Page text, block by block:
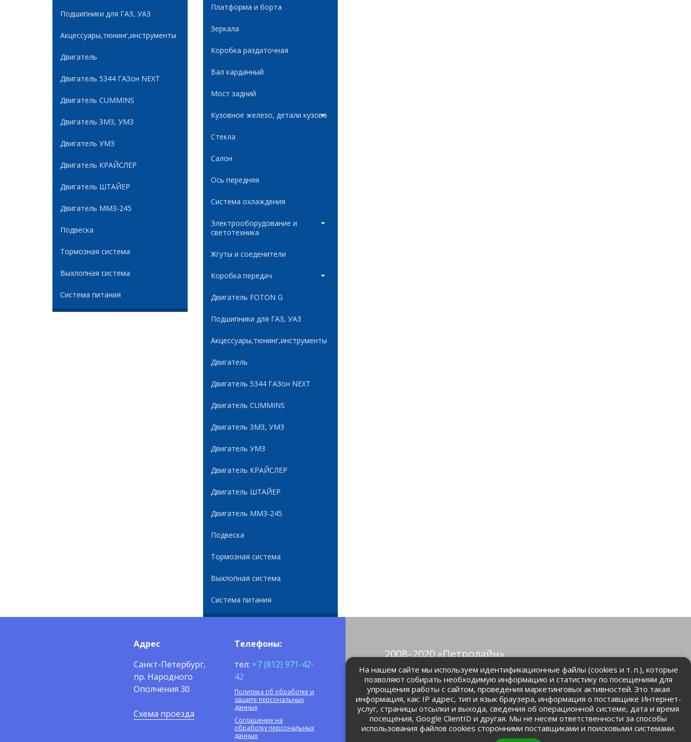
Подшипники для ГАЗ, УАЗ
Акцессуары,тюнинг,инструменты
Двигатель
Двигатель 5344 ГАЗон NEXT
Двигатель CUMMINS
Двигатель ЗМЗ, УМЗ
Двигатель УМЗ
Двигатель КРАЙСЛЕР
Двигатель ШТАЙЕР
Двигатель ММЗ-245
Подвеска
Тормозная система
Выхлопная система
Система питания
Платформа и борта
Зеркала
Коробка раздаточная
Вал карданный
Мост задний
Кузовное железо, детали кузова
Стекла
Салон
Ось передняя
Система охлаждения
Электрооборудование и
светотехника
Жгуты и соеденители
Коробка передач
Двигатель FOTON G
Подшипники для ГАЗ, УАЗ
Акцессуары,тюнинг,инструменты
Двигатель
Двигатель 5344 ГАЗон NEXT
Двигатель CUMMINS
Двигатель ЗМЗ, УМЗ
Двигатель УМЗ
Двигатель КРАЙСЛЕР
Двигатель ШТАЙЕР
Двигатель ММЗ-245
Подвеска
Тормозная система
Выхлопная система
Система питания
Адрес
Санкт-Петербург,
пр. Народного
Ополчения 30
Схема проезда
Телефоны:
тел: +7 (812) 971-42-
42
Политика об обработке и
защите персональных
данных
Соглашение на
обработку персональных
данных
2008–2020 «Петролайн»
© Все права защищены.
petrolain@mail.ru
На нашем сайте мы используем идентификационные файлы (cookies и т. п.), которые
позволяют собирать необходимую информацию и статистику по посещениям для
упрощения работы с сайтом, проведения маркетинговых активностей. Это такая
информация, как: IP адрес, тип и язык браузера, информация о поставщике Интернет-
услуг, страницы отсылки и выхода, сведения об операционной системе, дата и время
посещения, Google ClientID и другая. Мы не несем ответственности за способы
использования файлов cookies сторонними поставщиками и поисковыми системами.